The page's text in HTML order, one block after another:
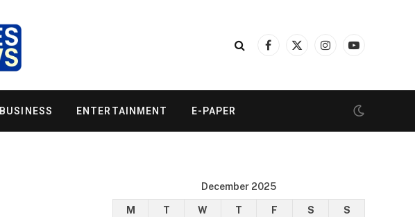
Facebook
X
InstagramYouTube
BUSINESS ENTERTAINMENT E-PAPER
December 2025
M T W T F S
S